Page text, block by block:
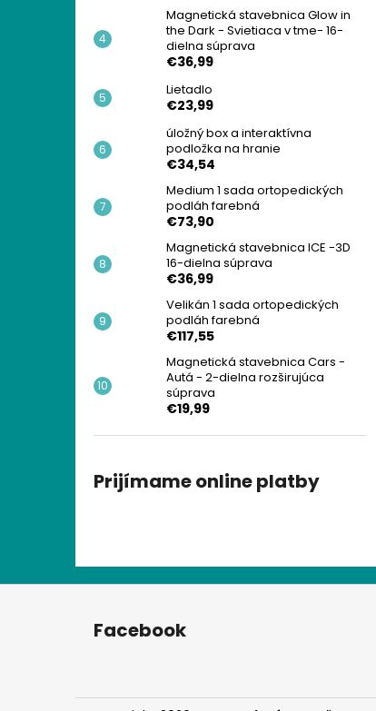
Magnetická stavebnica Glow in
the Dark - Svietiaca v tme- 16-
dielna súprava
€36,99
Lietadlo
€23,99
úložný box a interaktívna
podložka na hranie
€34,54
Medium 1 sada ortopedických
podláh farebná
€73,90
Magnetická stavebnica ICE -3D
16-dielna súprava
€36,99
Velikán 1 sada ortopedických
podláh farebná
€117,55
Magnetická stavebnica Cars -
Autá - 2-dielna rozširujúca
súprava
€19,99
Prijímame online platby
Facebook